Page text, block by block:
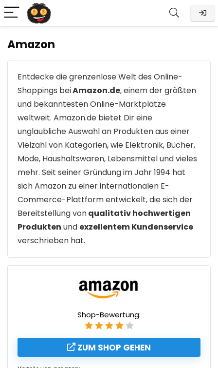
Amazon
Entdecke die grenzenlose Welt des Online-
Shoppings beiAmazon.de, einem der größten
und bekanntesten Online-Marktplätze
weltweit. Amazon.de bietet Dir eine
unglaubliche Auswahl an Produkten aus einer
Vielzahl von Kategorien, wie Elektronik, Bücher,
Mode, Haushaltswaren, Lebensmittel und vieles
mehr. Seit seiner Gründung im Jahr 1994 hat
sich Amazon zu einer internationalen E-
Commerce-Plattform entwickelt, die sich der
Bereitstellung vonqualitativ hochwertigen
Produkten und exzellentem Kundenservice
verschrieben hat.
Shop-Bewertung:
ZUM SHOP GEHEN